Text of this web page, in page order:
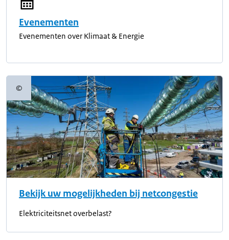
Evenementen
Evenementen over Klimaat & Energie
©Copyrightinformatie
Bekijk uw mogelijkheden bij netcongestie
Elektriciteitsnet overbelast?